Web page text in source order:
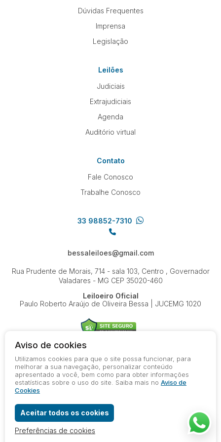
Dúvidas Frequentes
Imprensa
Legislação
Leilões
Judiciais
Extrajudiciais
Agenda
Auditório virtual
Contato
Fale Conosco
Trabalhe Conosco
33 98852-7310
bessaleiloes@gmail.com
Rua Prudente de Morais, 714 - sala 103, Centro , Governador
Valadares - MG CEP 35020-460
Leiloeiro Oficial
Paulo Roberto Araújo de Oliveira Bessa | JUCEMG 1020
© 2026-present - Todos os direitos reservados
Política de Privacidade
Termos de Uso
Aviso de cookies
Utilizamos cookies para que o site possa funcionar, para
melhorar a sua navegação, personalizar conteúdo
apresentado a você, bem como para obter informações
estatísticas sobre o uso do site. Saiba mais no Aviso de
Cookies
Aceitar todos os cookies
Preferências de cookies